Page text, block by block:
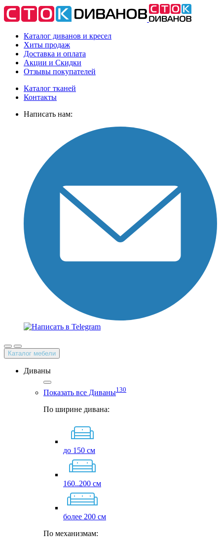
Каталог диванов и кресел
Хиты продаж
Доставка и оплата
Акции и Скидки
Отзывы покупателей
Каталог тканей
Контакты
Написать нам:
Каталог мебели
Диваны
Показать все Диваны130
По ширине дивана:
до 150 см
160..200 см
более 200 см
По механизмам: